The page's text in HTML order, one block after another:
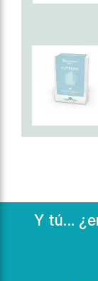
Y tú...